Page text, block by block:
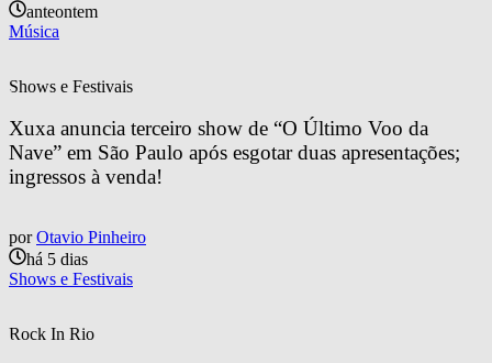
anteontem
Música
Shows e Festivais
Xuxa anuncia terceiro show de “O Último Voo da
Nave” em São Paulo após esgotar duas apresentações;
ingressos à venda!
por Otavio Pinheiro
há 5 dias
Shows e Festivais
Rock In Rio